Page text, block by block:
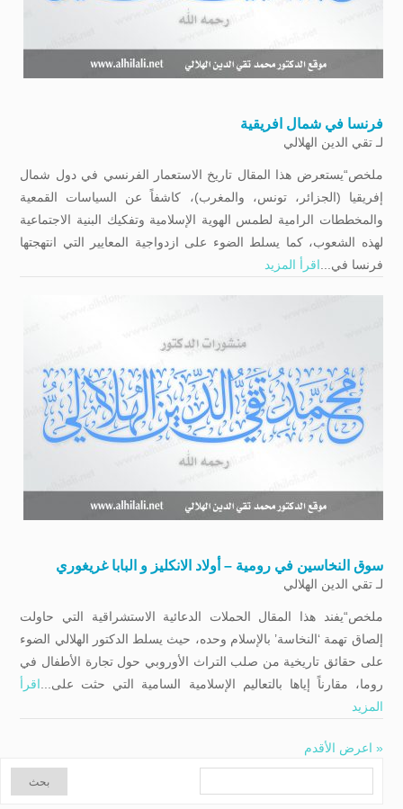
فرنسا في شمال افريقية
لـتقي الدين الهلالي
ملخص“يستعرض هذا المقال تاريخ الاستعمار الفرنسي في دول شمال
إفريقيا (الجزائر، تونس، والمغرب)، كاشفاً عن السياسات القمعية
والمخططات الرامية لطمس الهوية الإسلامية وتفكيك البنية الاجتماعية
لهذه الشعوب، كما يسلط الضوء على ازدواجية المعايير التي انتهجتها
فرنسا في...اقرأ المزيد
سوق النخاسين في رومیة – أولاد الانكليز و البابا غريغوري
لـتقي الدين الهلالي
ملخص“يفند هذا المقال الحملات الدعائية الاستشراقية التي حاولت
إلصاق تهمة ‘النخاسة’ بالإسلام وحده، حيث يسلط الدكتور الهلالي الضوء
على حقائق تاريخية من صلب التراث الأوروبي حول تجارة الأطفال في
روما، مقارناً إياها بالتعاليم الإسلامية السامية التي حثت على...اقرأ
المزيد
« اعرض الأقدم